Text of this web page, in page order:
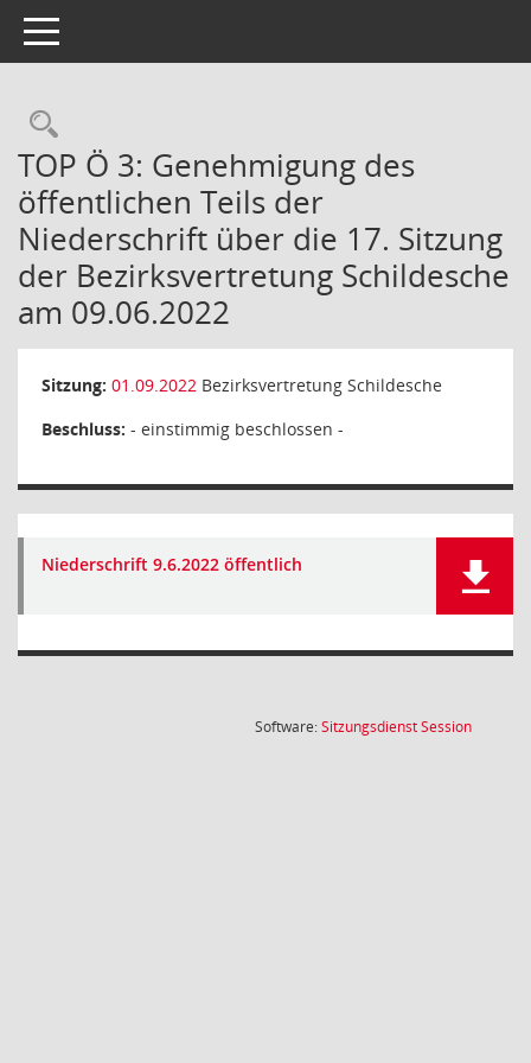
Toggle navigation
Rechercheauswahl
TOP Ö 3: Genehmigung des
öffentlichen Teils der
Niederschrift über die 17. Sitzung
der Bezirksvertretung Schildesche
am 09.06.2022
Sitzung: 01.09.2022 Bezirksvertretung Schildesche
Beschluss: - einstimmig beschlossen -
Niederschrift 9.6.2022 öffentlich
Software:SitzungsdienstSession(Wird in